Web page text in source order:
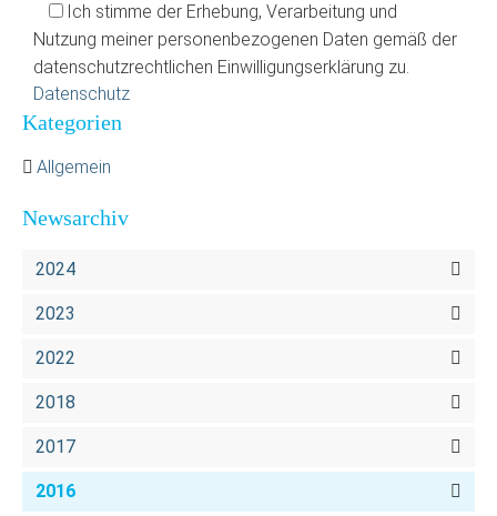
Ich stimme der Erhebung, Verarbeitung und
Nutzung meiner personenbezogenen Daten gemäß der
datenschutzrechtlichen Einwilligungserklärung zu.
Datenschutz
Kategorien
Allgemein
Newsarchiv
2024
2023
2022
2018
2017
2016